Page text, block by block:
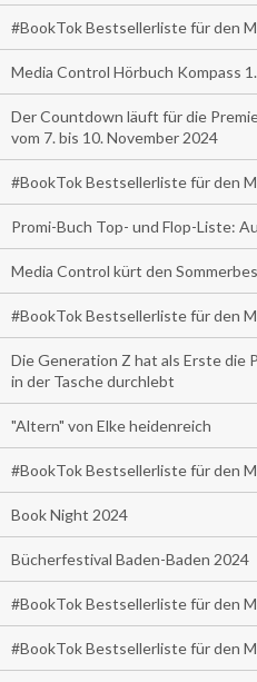
#BookTok Bestsellerliste für den
Media Control Hörbuch Kompass
Der Countdown läuft für die
vom 7. bis 10. November 2024
#BookTok Bestsellerliste für den
Promi-Buch Top- und Flop-Liste:
Media Control kürt den
#BookTok Bestsellerliste für den
Die Generation Z hat als Erste die
in der Tasche durchlebt
"Altern" von Elke heidenreich
#BookTok Bestsellerliste für den
Book Night 2024
Bücherfestival Baden-Baden 2024
#BookTok Bestsellerliste für den
#BookTok Bestsellerliste für den